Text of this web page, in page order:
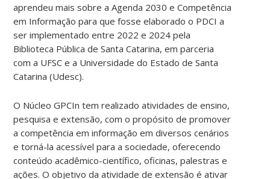
aprendeu mais sobre a Agenda 2030 e Competência
em Informação para que fosse elaborado o PDCI a
ser implementado entre 2022 e 2024 pela
Biblioteca Pública de Santa Catarina, em parceria
com a UFSC e a Universidade do Estado de Santa
Catarina (Udesc).
O Núcleo GPCIn tem realizado atividades de ensino,
pesquisa e extensão, com o propósito de promover
a competência em informação em diversos cenários
e torná-la acessível para a sociedade, oferecendo
conteúdo acadêmico-científico, oficinas, palestras e
ações. O objetivo da atividade de extensão é ativar